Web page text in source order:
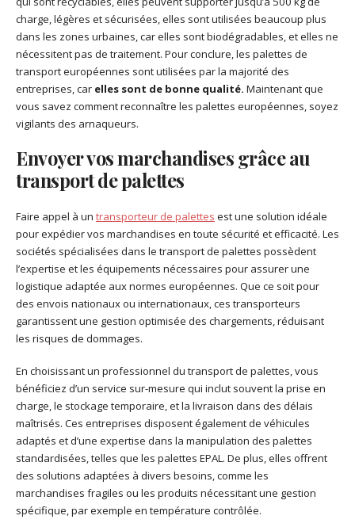
charge, légères et sécurisées, elles sont utilisées beaucoup plus
dans les zones urbaines, car elles sont biodégradables, et elles ne
nécessitent pas de traitement. Pour conclure, les palettes de
transport européennes sont utilisées par la majorité des
entreprises, car elles sont de bonne qualité. Maintenant que
vous savez comment reconnaître les palettes européennes, soyez
vigilants des arnaqueurs.
Envoyer vos marchandises grâce au
transport de palettes
Faire appel à un transporteur de palettes est une solution idéale
pour expédier vos marchandises en toute sécurité et efficacité. Les
sociétés spécialisées dans le transport de palettes possèdent
l’expertise et les équipements nécessaires pour assurer une
logistique adaptée aux normes européennes. Que ce soit pour
des envois nationaux ou internationaux, ces transporteurs
garantissent une gestion optimisée des chargements, réduisant
les risques de dommages.
En choisissant un professionnel du transport de palettes, vous
bénéficiez d’un service sur-mesure qui inclut souvent la prise en
charge, le stockage temporaire, et la livraison dans des délais
maîtrisés. Ces entreprises disposent également de véhicules
adaptés et d’une expertise dans la manipulation des palettes
standardisées, telles que les palettes EPAL. De plus, elles offrent
des solutions adaptées à divers besoins, comme les
marchandises fragiles ou les produits nécessitant une gestion
spécifique, par exemple en température contrôlée.